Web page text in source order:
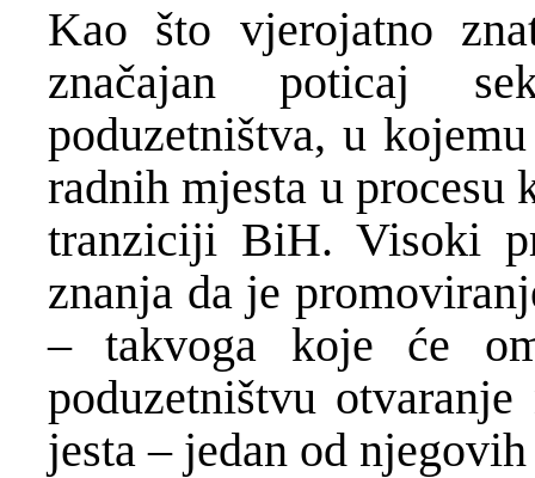
Kao što vjerojatno
značajan poticaj
poduzetništva, u
radnih mjesta u procesu
tranziciji BiH. Visoki
znanja da je
– takvoga koje će
poduzetništvu
jesta – jedan od